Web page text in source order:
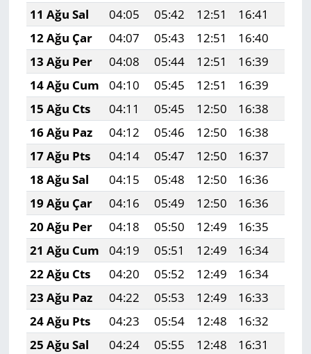
11 Ağu Sal
04:05 05:42 12:51 16:41
12 Ağu Çar
04:07 05:43 12:51 16:40
13 Ağu Per
04:08 05:44 12:51 16:39
14 Ağu Cum
04:10 05:45 12:51 16:39
15 Ağu Cts
04:11 05:45 12:50 16:38
16 Ağu Paz
04:12 05:46 12:50 16:38
17 Ağu Pts
04:14 05:47 12:50 16:37
18 Ağu Sal
04:15 05:48 12:50 16:36
19 Ağu Çar
04:16 05:49 12:50 16:36
20 Ağu Per
04:18 05:50 12:49 16:35
21 Ağu Cum
04:19 05:51 12:49 16:34
22 Ağu Cts
04:20 05:52 12:49 16:34
23 Ağu Paz
04:22 05:53 12:49 16:33
24 Ağu Pts
04:23 05:54 12:48 16:32
25 Ağu Sal
04:24 05:55 12:48 16:31